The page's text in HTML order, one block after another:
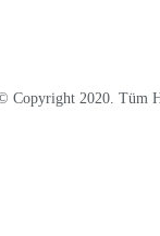
Copyright 2020. Tüm